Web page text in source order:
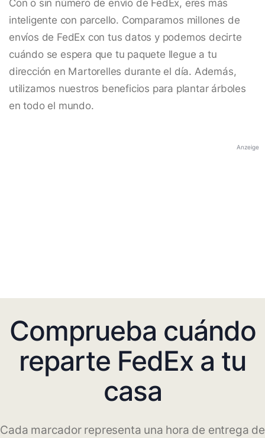
Con o sin número de envío de FedEx, eres más
inteligente con parcello. Comparamos millones de
envíos de FedEx con tus datos y podemos decirte
cuándo se espera que tu paquete llegue a tu
dirección en Martorelles durante el día. Además,
utilizamos nuestros beneficios para plantar árboles
en todo el mundo.
Anzeige
Comprueba cuándo
reparte FedEx a tu
casa
Cada marcador representa una hora de entrega de